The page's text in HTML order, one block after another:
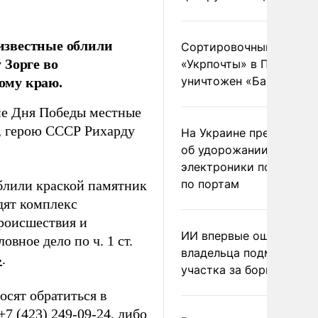
облили
во
краю.
Дня Победы местные
герою СССР Рихарду
краской памятник
комплекс
и
дело по ч. 1 ст.
.
обратиться в
(423) 249-09-24, либо
Сортировочный пункт
«Укрпочты» в
уничтожен
На Украине
об удорожании
электроники после
по портам
ИИ впервые
владельца
участка за борщевик